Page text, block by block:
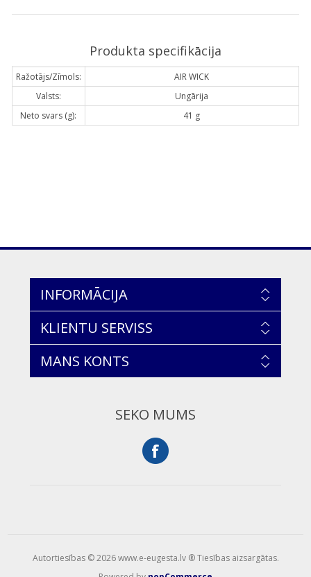
Produkta specifikācija
Ražotājs/Zīmols:
AIR WICK
Valsts:
Ungārija
Neto svars (g):
41 g
INFORMĀCIJA
KLIENTU SERVISS
MANS KONTS
SEKO MUMS
Autortiesības © 2026 www.e-eugesta.lv ® Tiesības aizsargātas.